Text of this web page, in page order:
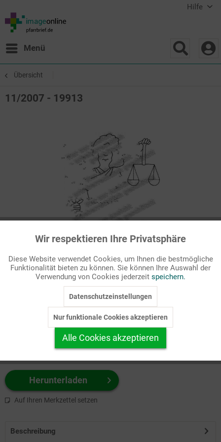
Hilfe
Menü
Übersicht
11/2007 - 19913
Passende Stichworte
AT, Kinderseite
zuerst Ihr Produktformat aus.
z.B. Farbe-Grafik, Schwarz-Weiß-Grafik, mit/ohne Text ...
Herunterladen
Auf Ihren Merkzettel setzen
Beschreibung
Funktionale Aktiv
Marketing Inaktiv
Personalisierung Inaktiv
Service
Wir respektieren Ihre Privatsphäre
Diese Website verwendet Cookies, um Ihnen die bestmögliche
Funktionalität bieten zu können. Sie können Ihre Auswahl der
Verwendung von Cookies jederzeit speichern.
Datenschutzeinstellungen
Nur funktionale Cookies akzeptieren
Alle Cookies akzeptieren